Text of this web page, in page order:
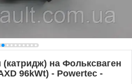
(катридж) на Фольксваген
96kWt) - Powertec -